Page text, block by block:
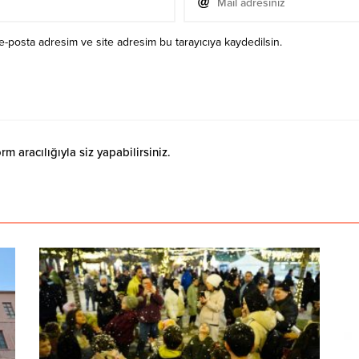
posta adresim ve site adresim bu tarayıcıya kaydedilsin.
aracılığıyla siz yapabilirsiniz.